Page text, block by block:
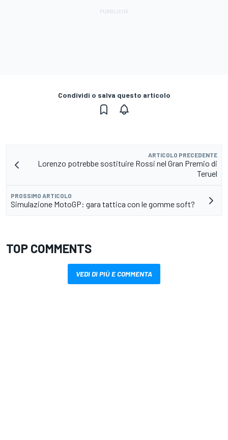
Condividi o salva questo articolo
ARTICOLO PRECEDENTE
Lorenzo potrebbe sostituire Rossi nel Gran Premio di
Teruel
PROSSIMO ARTICOLO
Simulazione MotoGP: gara tattica con le gomme soft?
TOP COMMENTS
VEDI DI PIÙ E COMMENTA